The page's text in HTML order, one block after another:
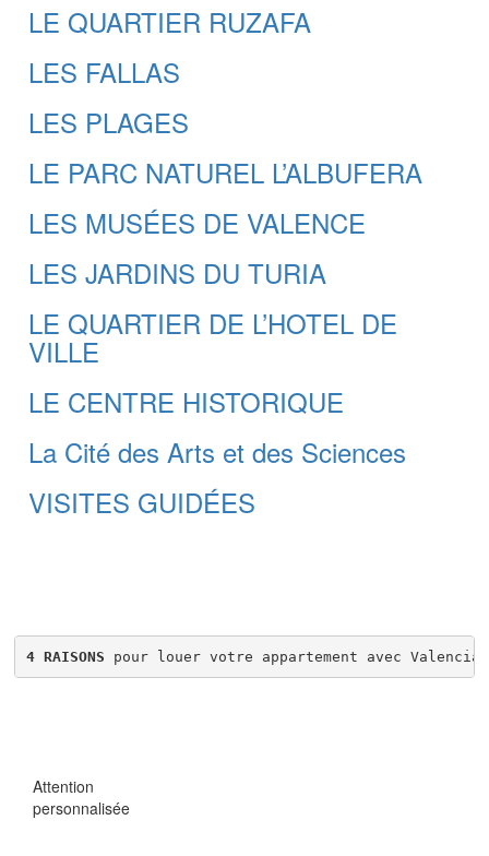
LE QUARTIER RUZAFA
LES FALLAS
LES PLAGES
LE PARC NATUREL L’ALBUFERA
LES MUSÉES DE VALENCE
LES JARDINS DU TURIA
LE QUARTIER DE L’HOTEL DE
VILLE
LE CENTRE HISTORIQUE
La Cité des Arts et des Sciences
VISITES GUIDÉES
4 RAISONS pour louer votre appartement avec
Attention
personnalisée